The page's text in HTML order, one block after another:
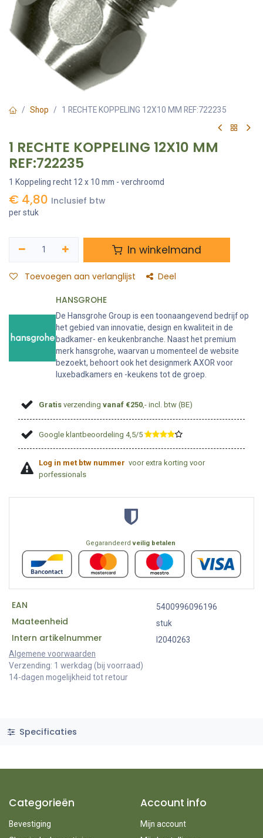
Shop 1 RECHTE KOPPELING 12X10 MM REF:722235
1 RECHTE KOPPELING 12X10 MM
REF:722235
1 Koppeling recht 12 x 10 mm - verchroomd
€ 4,80 Inclusief btw
per stuk
In winkelmand
Toevoegen aan verlanglijst Deel
HANSGROHE
De Hansgrohe Group is een toonaangevend bedrijf op
het gebied van innovatie, design en kwaliteit in de
badkamer- en keukenbranche. Naast het premium
merk hansgrohe, waarvan u momenteel de website
bezoekt, behoort ook het designmerk AXOR voor
luxebadkamers en -keukens tot de groep.
Gratis verzendingvanaf €250 ,- incl. btw (BE)
Google klantbeoordeling 4,5/5 ​
Log in met btw nummer voor extra korting voor
porfessionals
Gegarandeerdveilig betalen
EAN 5400996096196
Maateenheid stuk
Intern artikelnummer
I2040263
Algemene voorwaarden
Verzending: 1 werkdag (bij voorraad)
14-dagen mogelijkheid tot retour
Specificaties
Categorieën
Bevestiging
Account info
Mijn account